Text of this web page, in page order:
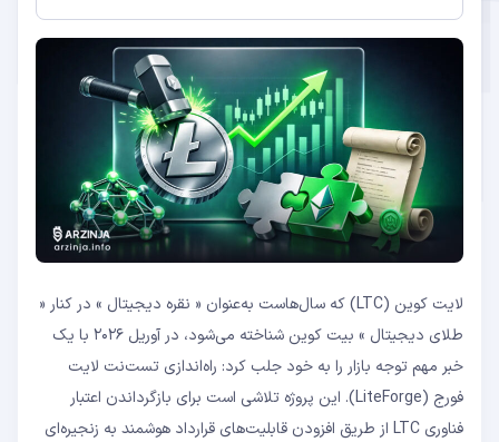
تحلیل تکنیکال LTC در آوریل ۲۰۲۶
مقایسه LiteForge با رقبا
نقاط قوت و ضعف LTC در ۲۰۲۶
اثر Lite Forge بر قیمت LTC
وضعیت کلی روند
سطوح حمایت و مقاومت کلیدی
مقایسه با هاوینگ چرخه اخیر
نقاط قوت
نقاط ضعف
سوالات متداول
لایت ‌کوین (LTC) که سال‌هاست به‌عنوان « نقره دیجیتال » در کنار «
طلای دیجیتال » بیت کوین شناخته می‌شود، در آوریل ۲۰۲۶ با یک
خبر مهم توجه بازار را به خود جلب کرد: راه‌اندازی تست‌نت لایت‌
فورج (LiteForge). این پروژه تلاشی است برای بازگرداندن اعتبار
فناوری LTC از طریق افزودن قابلیت‌های قرارداد هوشمند به زنجیره‌ای